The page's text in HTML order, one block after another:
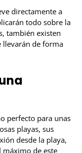
directamente a
todo sobre la
también existen
llevarán de forma
perfecto para unas
playas, sus
desde la playa,
máximo de este